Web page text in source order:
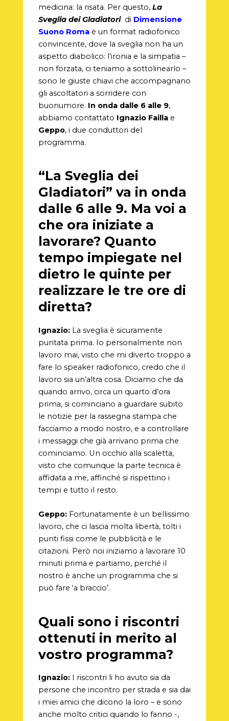
medicina: la risata. Per questo, La
Sveglia dei Gladiatoridi Dimensione
Suono Romaè un format radiofonico
convincente, dove la sveglia non ha un
aspetto diabolico: l’ironia e la simpatia –
non forzata, ci teniamo a sottolinearlo –
sono le giuste chiavi che accompagnano
gli ascoltatori a sorridere con
buonumore. In onda dalle 6 alle 9,
abbiamo contattato Ignazio Faillae
Geppo, i due conduttori del
programma.
“La Sveglia dei
Gladiatori” va in onda
dalle 6 alle 9. Ma voi a
che ora iniziate a
lavorare? Quanto
tempo impiegate nel
dietro le quinte per
realizzare le tre ore di
diretta?
Ignazio:La sveglia è sicuramente
puntata prima. Io personalmente non
lavoro mai, visto che mi diverto troppo a
fare lo speaker radiofonico, credo che il
lavoro sia un’altra cosa. Diciamo che da
quando arrivo, circa un quarto d’ora
prima, si cominciano a guardare subito
le notizie per la rassegna stampa che
facciamo a modo nostro, e a controllare
i messaggi che già arrivano prima che
cominciamo. Un occhio alla scaletta,
visto che comunque la parte tecnica è
affidata a me, affinché si rispettino i
tempi e tutto il resto.
Geppo:Fortunatamente è un bellissimo
lavoro, che ci lascia molta libertà, tolti i
punti fissi come le pubblicità e le
citazioni. Però noi iniziamo a lavorare 10
minuti prima e partiamo, perché il
nostro è anche un programma che si
può fare ‘a braccio’.
Quali sono i riscontri
ottenuti in merito al
vostro programma?
Ignazio:I riscontri li ho avuto sia da
persone che incontro per strada e sia dai
i miei amici che dicono la loro – e sono
anche molto critici quando lo fanno -,